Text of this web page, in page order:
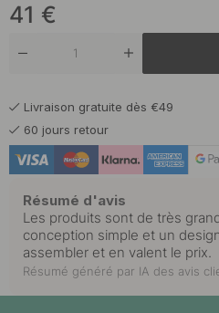
41 €
Livraison gratuite dès €49
60 jours retour
Résumé d'avis
Les produits sont de très
conception simple et un
assembler et en valent le prix.
Résumé généré par IA des avis